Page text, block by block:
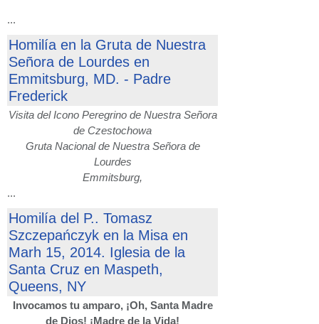
...
Homilía en la Gruta de Nuestra
Señora de Lourdes en
Emmitsburg, MD. - Padre
Frederick
Visita del Icono Peregrino de Nuestra Señora
de Czestochowa
Gruta Nacional de Nuestra Señora de
Lourdes
Emmitsburg,
...
Homilía del P.. Tomasz
Szczepańczyk en la Misa en
Marh 15, 2014. Iglesia de la
Santa Cruz en Maspeth,
Queens, NY
Invocamos tu amparo, ¡Oh, Santa Madre
de Dios! ¡Madre de la Vida!